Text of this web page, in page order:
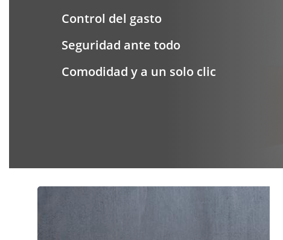
Control del gasto
Seguridad ante todo
Comodidad y a un solo clic